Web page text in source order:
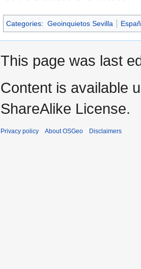
Categories: Geoinquietos Sevilla
This page was last
Content is available
ShareAlike License.
Privacy policy About OSGeo Disclaimers